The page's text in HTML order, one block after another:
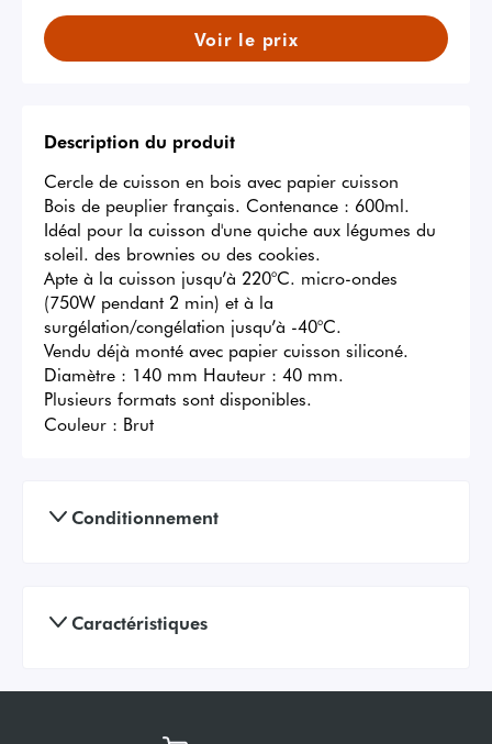
Voir le prix
Description du produit
Cercle de cuisson en bois avec papier cuisson
Bois de peuplier français. Contenance : 600ml.
Idéal pour la cuisson d'une quiche aux légumes du
soleil. des brownies ou des cookies.
Apte à la cuisson jusqu’à 220°C. micro-ondes
(750W pendant 2 min) et à la
surgélation/congélation jusqu’à -40°C.
Vendu déjà monté avec papier cuisson siliconé.
Diamètre : 140 mm Hauteur : 40 mm.
Plusieurs formats sont disponibles.
Couleur : Brut
Conditionnement
Caractéristiques